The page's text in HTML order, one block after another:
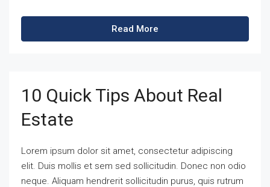
Read More
10 Quick Tips About Real
Estate
Lorem ipsum dolor sit amet, consectetur adipiscing
elit. Duis mollis et sem sed sollicitudin. Donec non odio
neque. Aliquam hendrerit sollicitudin purus, quis rutrum